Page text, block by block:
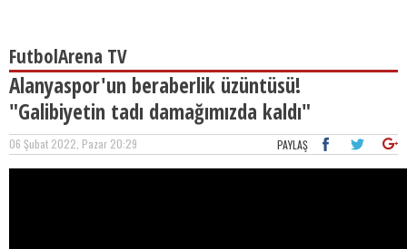
FutbolArena TV
Alanyaspor'un beraberlik üzüntüsü!
"Galibiyetin tadı damağımızda kaldı"
06 Şubat 2022, Pazar 20:29 PAYLAŞ